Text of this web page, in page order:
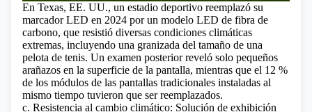
En Texas, EE. UU., un estadio deportivo reemplazó su
marcador LED en 2024 por un modelo LED de fibra de
carbono, que resistió diversas condiciones climáticas
extremas, incluyendo una granizada del tamaño de una
pelota de tenis. Un examen posterior reveló solo pequeños
arañazos en la superficie de la pantalla, mientras que el 12 %
de los módulos de las pantallas tradicionales instaladas al
mismo tiempo tuvieron que ser reemplazados.
c. Resistencia al cambio climático: Solución de exhibición